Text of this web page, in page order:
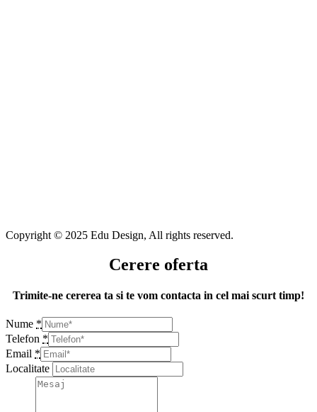
Copyright © 2025 Edu Design, All rights reserved.
Cerere oferta
Trimite-ne cererea ta si te vom contacta in cel mai scurt timp!
Nume *
Telefon *
Email *
Localitate